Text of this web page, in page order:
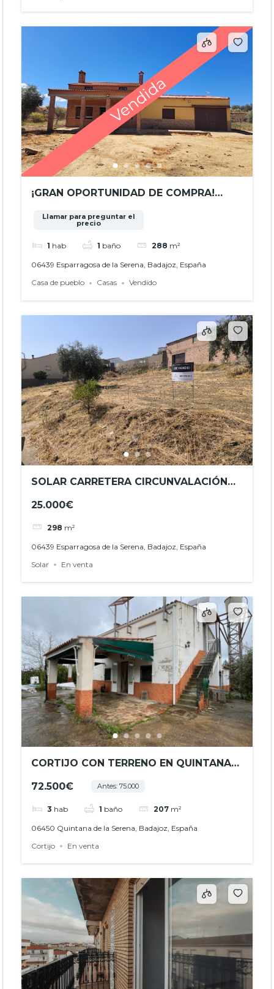
¡GRAN OPORTUNIDAD DE COMPRA!
ESPARRAGOSA DE LA SERENA! REF.-
Llamar para preguntar el
precio
1 hab 1 baño 288 m²
06439 Esparragosa de la Serena, Badajoz, España
Casa de pueblo
Casas Vendido
SOLAR CARRETERA CIRCUNVALACIÓN
SERENA REF.- JHBA24025
25.000€
298 m²
06439 Esparragosa de la Serena, Badajoz, España
Solar
En venta
CORTIJO CON TERRENO EN QUINTANA
72.500€ Antes: 75.000
3 hab 1 baño 207 m²
06450 Quintana de la Serena, Badajoz, España
Cortijo
En venta